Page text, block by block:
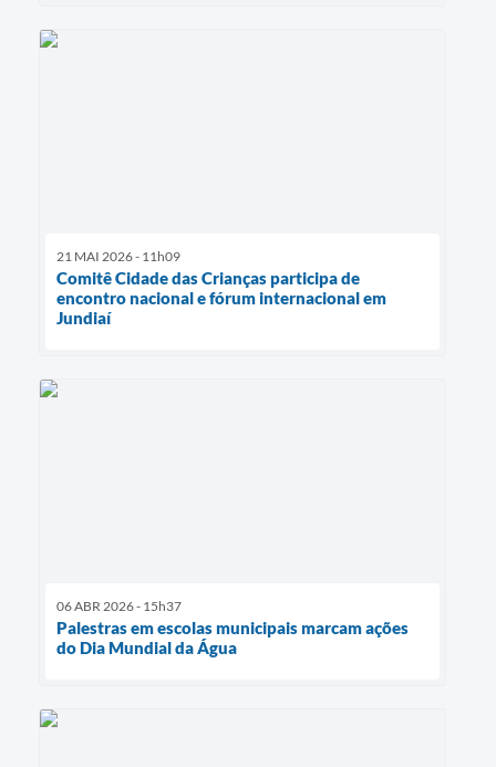
21 MAI 2026 - 11h09
Comitê Cidade das Crianças participa de
encontro nacional e fórum internacional em
Jundiaí
06 ABR 2026 - 15h37
Palestras em escolas municipais marcam ações
do Dia Mundial da Água